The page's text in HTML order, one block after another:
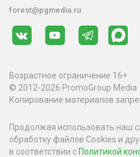
forest@pgmedia.ru
Возрастное ограничение 16+
© 2012-2026 PromoGroup Media
Копирование материалов
Продолжая использовать наш
обработку файлов Cookies и
в соответствии с Политикой